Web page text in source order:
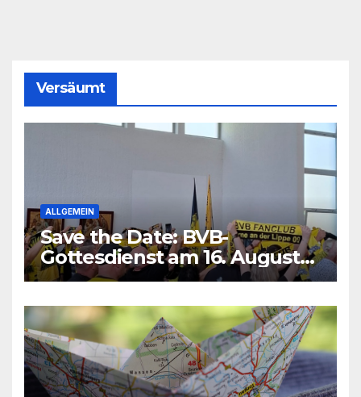
Versäumt
ALLGEMEIN
Save the Date: BVB-
Gottesdienst am 16. August
2026